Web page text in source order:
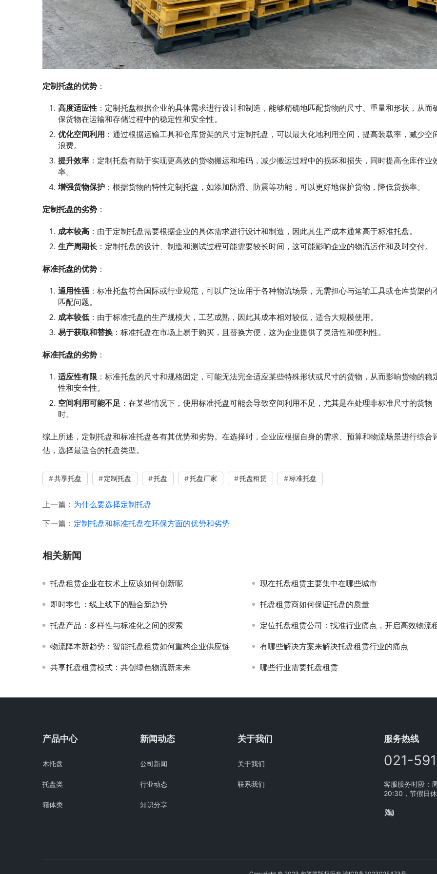
定制托盘的优势 ：
高度适应性 ：定制托盘根据企业的具体需求进行设计和制造，能够精确地匹配货物的尺寸、重量和形状，从而
保货物在运输和存储过程中的稳定性和安全性。
优化空间利用 ：通过根据运输工具和仓库货架的尺寸定制托盘，可以最大化地利用空间，提高装载率，减少空
浪费。
提升效率 ：定制托盘有助于实现更高效的货物搬运和堆码，减少搬运过程中的损坏和损失，同时提高仓库作业
率。
增强货物保护 ：根据货物的特性定制托盘，如添加防滑、防震等功能，可以更好地保护货物，降低货损率。
定制托盘的劣势 ：
成本较高 ：由于定制托盘需要根据企业的具体需求进行设计和制造，因此其生产成本通常高于标准托盘。
生产周期长 ：定制托盘的设计、制造和测试过程可能需要较长时间，这可能影响企业的物流运作和及时交付。
标准托盘的优势 ：
通用性强 ：标准托盘符合国际或行业规范，可以广泛应用于各种物流场景，无需担心与运输工具或仓库货架的
匹配问题。
成本较低 ：由于标准托盘的生产规模大，工艺成熟，因此其成本相对较低，适合大规模使用。
易于获取和替换 ：标准托盘在市场上易于购买，且替换方便，这为企业提供了灵活性和便利性。
标准托盘的劣势 ：
适应性有限 ：标准托盘的尺寸和规格固定，可能无法完全适应某些特殊形状或尺寸的货物，从而影响货物的稳
性和安全性。
空间利用可能不足 ：在某些情况下，使用标准托盘可能会导致空间利用不足，尤其是在处理非标准尺寸的货物
时。
综上所述，定制托盘和标准托盘各有其优势和劣势。在选择时，企业应根据自身的需求、预算和物流场景进行综合
估，选择最适合的托盘类型。
共享托盘 定制托盘 托盘 托盘厂家 托盘租赁 标准托盘
上一篇： 为什么要选择定制托盘
下一篇： 定制托盘和标准托盘在环保方面的优势和劣势
相关新闻
托盘租赁企业在技术上应该如何创新呢 现在托盘租赁主要集中在哪些城市
即时零售：线上线下的融合新趋势 托盘租赁商如何保证托盘的质量
托盘产品：多样性与标准化之间的探索 定位托盘租赁公司：找准行业痛点，开启高效物流租赁新篇
物流降本新趋势：智能托盘租赁如何重构企业供应链 有哪些解决方案来解决托盘租赁行业的痛点
共享托盘租赁模式：共创绿色物流新未来 哪些行业需要托盘租赁
产品中心
木托盘
托盘类
箱体类
新闻动态
公司新闻
行业动态
知识分享
关于我们
关于我们
联系我们
服务热线
021-
客服服务时段：
20:30，节假日